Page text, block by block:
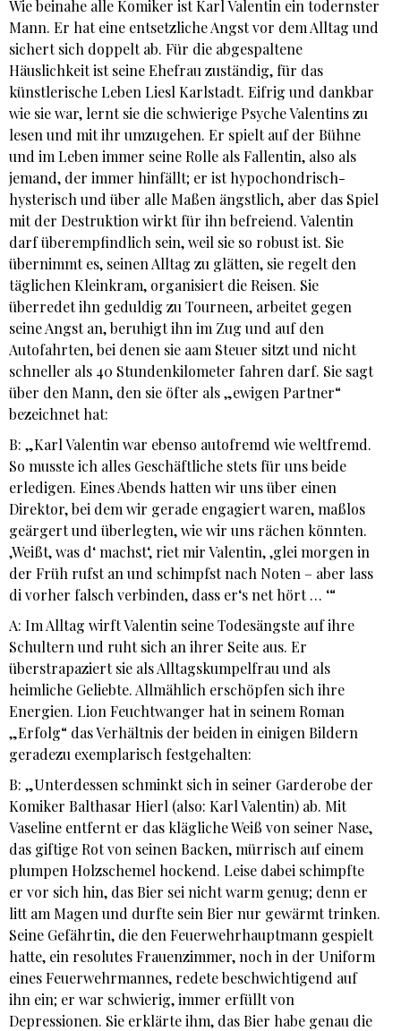
Wie beinahe alle Komiker ist Karl Valentin ein todernster
Mann. Er hat eine entsetzliche Angst vor dem Alltag und
sichert sich doppelt ab. Für die abgespaltene
Häuslichkeit ist seine Ehefrau zuständig, für das
künstlerische Leben Liesl Karlstadt. Eifrig und dankbar
wie sie war, lernt sie die schwierige Psyche Valentins zu
lesen und mit ihr umzugehen. Er spielt auf der Bühne
und im Leben immer seine Rolle als Fallentin, also als
jemand, der immer hinfällt; er ist hypochondrisch-
hysterisch und über alle Maßen ängstlich, aber das Spiel
mit der Destruktion wirkt für ihn befreiend. Valentin
darf überempfindlich sein, weil sie so robust ist. Sie
übernimmt es, seinen Alltag zu glätten, sie regelt den
täglichen Kleinkram, organisiert die Reisen. Sie
überredet ihn geduldig zu Tourneen, arbeitet gegen
seine Angst an, beruhigt ihn im Zug und auf den
Autofahrten, bei denen sie aam Steuer sitzt und nicht
schneller als 40 Stundenkilometer fahren darf. Sie sagt
über den Mann, den sie öfter als „ewigen Partner“
bezeichnet hat:
B: „Karl Valentin war ebenso autofremd wie weltfremd.
So musste ich alles Geschäftliche stets für uns beide
erledigen. Eines Abends hatten wir uns über einen
Direktor, bei dem wir gerade engagiert waren, maßlos
geärgert und überlegten, wie wir uns rächen könnten.
,Weißt, was d‘ machst‘, riet mir Valentin, ,glei morgen in
der Früh rufst an und schimpfst nach Noten – aber lass
di vorher falsch verbinden, dass er‘s net hört … ‘“
A: Im Alltag wirft Valentin seine Todesängste auf ihre
Schultern und ruht sich an ihrer Seite aus. Er
überstrapaziert sie als Alltagskumpelfrau und als
heimliche Geliebte. Allmählich erschöpfen sich ihre
Energien. Lion Feuchtwanger hat in seinem Roman
„Erfolg“ das Verhältnis der beiden in einigen Bildern
geradezu exemplarisch festgehalten:
B: „Unterdessen schminkt sich in seiner Garderobe der
Komiker Balthasar Hierl (also: Karl Valentin) ab. Mit
Vaseline entfernt er das klägliche Weiß von seiner Nase,
das giftige Rot von seinen Backen, mürrisch auf einem
plumpen Holzschemel hockend. Leise dabei schimpfte
er vor sich hin, das Bier sei nicht warm genug; denn er
litt am Magen und durfte sein Bier nur gewärmt trinken.
Seine Gefährtin, die den Feuerwehrhauptmann gespielt
hatte, ein resolutes Frauenzimmer, noch in der Uniform
eines Feuerwehrmannes, redete beschwichtigend auf
ihn ein; er war schwierig, immer erfüllt von
Depressionen. Sie erklärte ihm, das Bier habe genau die